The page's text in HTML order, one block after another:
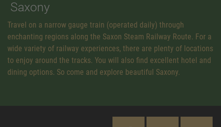
Saxony
Travel on a narrow gauge train (operated daily) through
enchanting regions along the Saxon Steam Railway Route. For a
wide variety of railway experiences, there are plenty of locations
to enjoy around the tracks. You will also find excellent hotel and
dining options. So come and explore beautiful Saxony.